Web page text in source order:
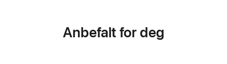
Anbefalt for deg